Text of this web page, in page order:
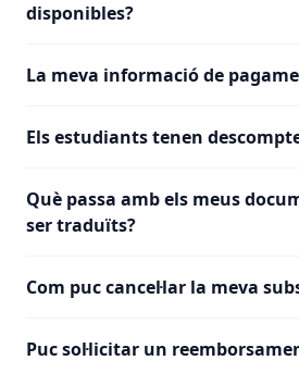
disponibles?
La meva informació de
Els estudiants tenen
Què passa amb els meus
ser traduïts?
Com puc cancel·lar la meva
Puc sol·licitar un